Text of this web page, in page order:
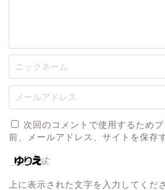
次回のコメントで使用するため
前、メールアドレス、サイトを保存
上に表示された文字を入力してくだ